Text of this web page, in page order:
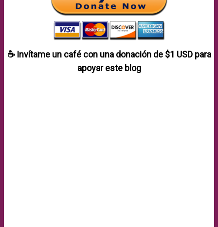
☕ Invítame un café con una donación de $1 USDpara
apoyar este blog